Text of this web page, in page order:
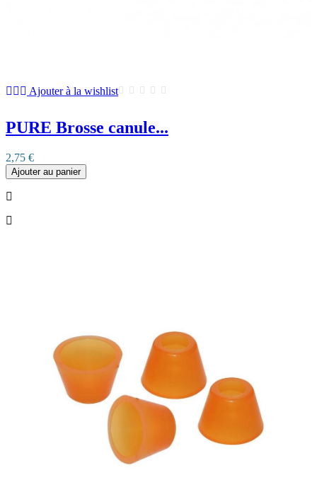
Ajouter à la wishlist
PURE Brosse canule...
2,75 €
Ajouter au panier